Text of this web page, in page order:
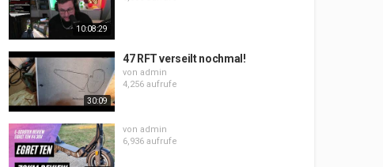
10:08:29
30:09
47 RFT verseilt nochmal!
von admin
4,256 aufrufe
von admin
6,936 aufrufe